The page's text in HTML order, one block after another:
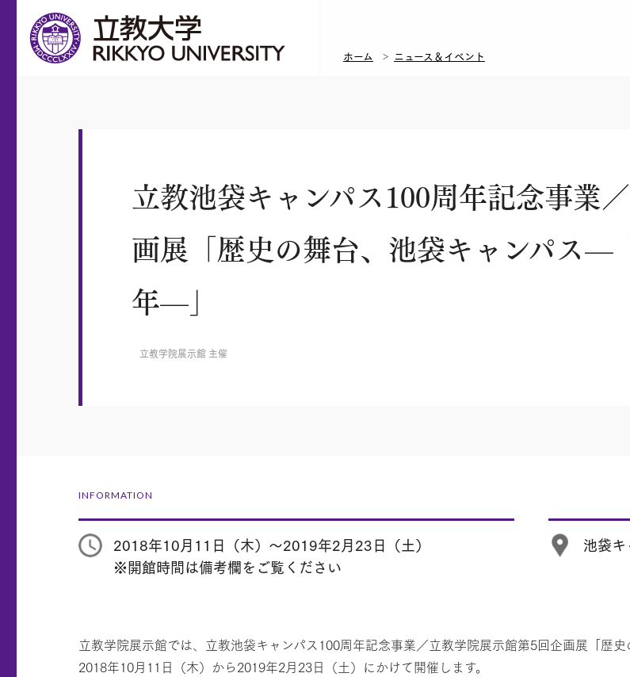
ホーム ニュース＆イベント
立教池袋キャンパス100周年記念事業
画展「歴史の舞台、池袋キャンパス—
年—」
立教学院展示館 主催
INFORMATION
2018年10月11日（木）～2019年2月23日（土）
※開館時間は備考欄をご覧ください
池袋
立教学院展示館では、立教池袋キャンパス100周年記念事業／立教学院展示館第5回企画展「
2018年10月11日（木）から2019年2月23日（土）にかけて開催します。